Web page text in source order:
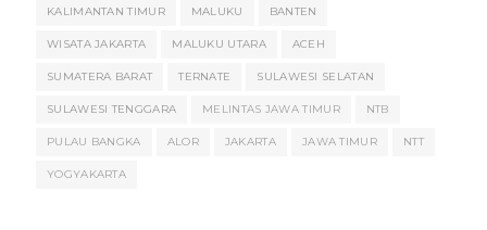
KALIMANTAN TIMUR MALUKU BANTEN
WISATA JAKARTA MALUKU UTARA ACEH
SUMATERA BARAT TERNATE SULAWESI SELATAN
SULAWESI TENGGARA MELINTAS JAWA TIMUR NTB
PULAU BANGKA ALOR JAKARTA JAWA TIMUR NTT
YOGYAKARTA